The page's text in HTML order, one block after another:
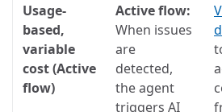
Usage-
based,
variable
cost (Active
flow)
Active flow:
When issues
are
detected,
the agent
triggers AI